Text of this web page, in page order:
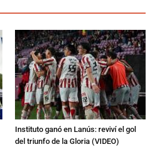
Instituto ganó en Lanús: reviví el gol
del triunfo de la Gloria (VIDEO)